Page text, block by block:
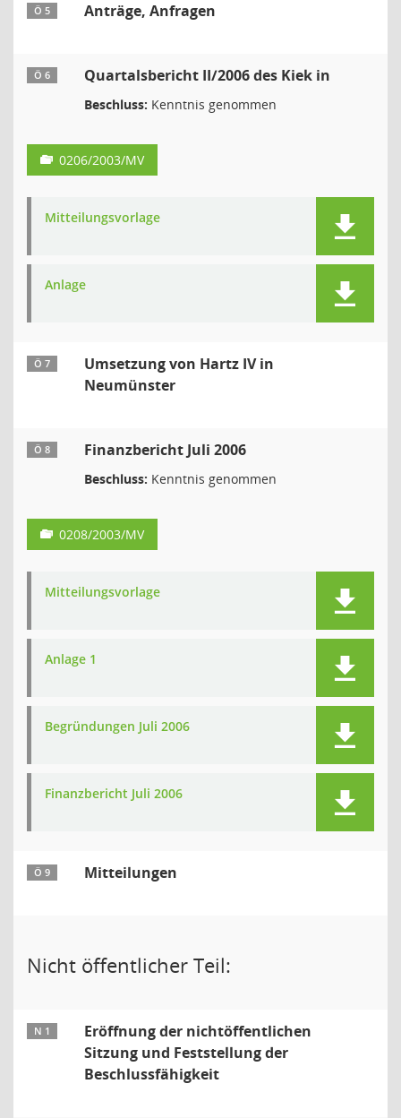
Ö 5 Anträge, Anfragen
Ö 6 Quartalsbericht II/2006 des Kiek in
Beschluss: Kenntnis genommen
0206/2003/MV
Mitteilungsvorlage
Anlage
Ö 7
Umsetzung von Hartz IV in
Neumünster
Ö 8 Finanzbericht Juli 2006
Beschluss: Kenntnis genommen
0208/2003/MV
Mitteilungsvorlage
Anlage 1
Begründungen Juli 2006
Finanzbericht Juli 2006
Ö 9 Mitteilungen
Nicht öffentlicher Teil:
N 1
Eröffnung der nichtöffentlichen
Sitzung und Feststellung der
Beschlussfähigkeit